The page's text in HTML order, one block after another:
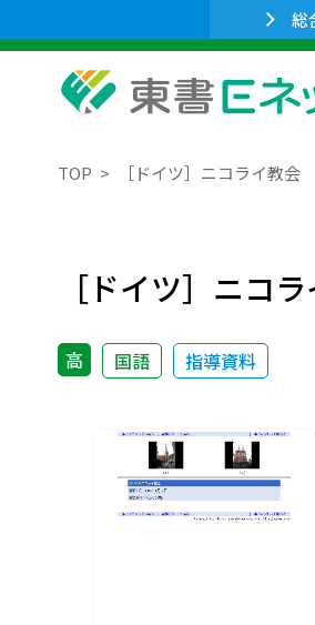
総
TOP ［ドイツ］ニコライ教会
［ドイツ］ニコ
高 国語 指導資料